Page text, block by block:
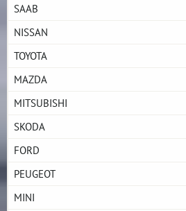
SAAB
NISSAN
TOYOTA
MAZDA
MITSUBISHI
SKODA
FORD
PEUGEOT
MINI